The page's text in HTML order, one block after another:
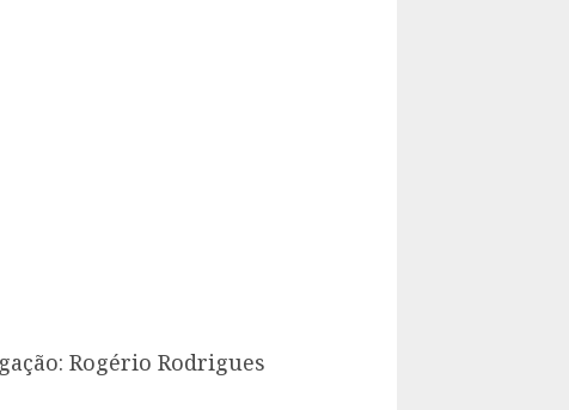
Rogério Rodrigues